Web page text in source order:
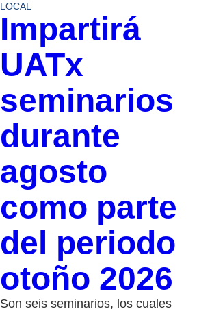
LOCAL
Impartirá
UATx
seminarios
durante
agosto
como parte
del periodo
otoño 2026
Son seis seminarios, los cuales